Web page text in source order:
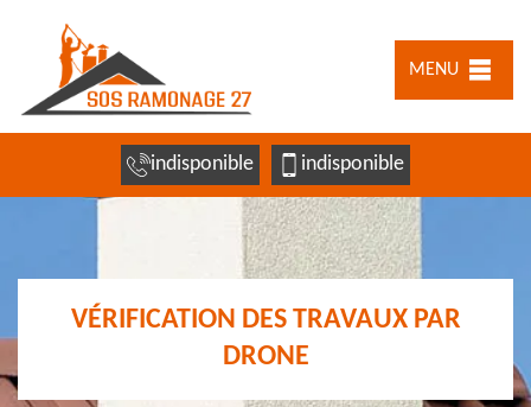
MENU
indisponible indisponible
VÉRIFICATION DES TRAVAUX PAR
DRONE